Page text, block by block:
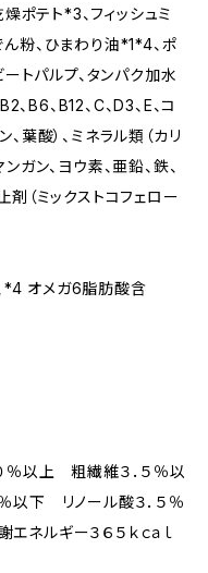
ポテト*3、フィッシュミ
ん粉、ひまわり油*1*4、ポ
ートパルプ、タンパク加水
B6、B12、C、D3、E、コ
、葉酸）、ミネラル類（カリ
ガン、ヨウ素、亜鉛、鉄、
剤（ミックストコフェロー
*4 オメガ6脂肪酸含
％以上 粗繊維３．５％以
以下 リノール酸３．５％
ルギー３６５ｋｃａｌ